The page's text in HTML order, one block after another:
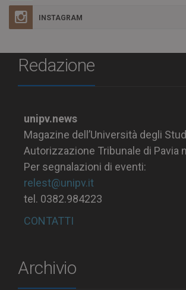
INSTAGRAM
Redazione
unipv.news
Magazine dell’Università degli
Autorizzazione Tribunale di Pavia
Per segnalazioni di eventi:
relest@unipv.it
tel. 0382.984223
CONTATTI
Archivio